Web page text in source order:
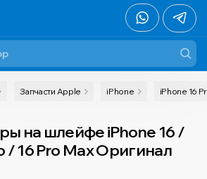
Запчасти Apple iPhone iPhone 16
на шлейфе iPhone 16 /
/ 16 Pro Max Оригинал